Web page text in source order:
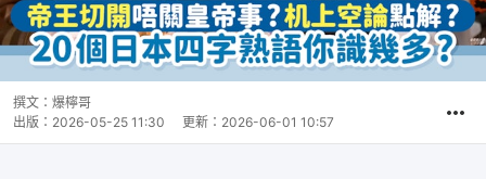
撰文： 爆檸哥
出版： 2026-05-25 11:30 更新： 2026-06-01 10:57